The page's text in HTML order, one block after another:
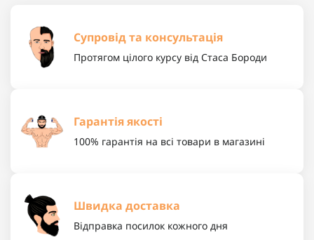
Супровід та консультація
Протягом цілого курсу від Стаса Бороди
Гарантія якості
100% гарантія на всі товари в магазині
Швидка доставка
Відправка посилок кожного дня